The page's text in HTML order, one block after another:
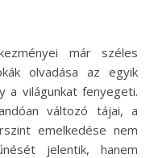
olvadása az egyik
a világunkat fenyegeti.
változó tájai, a
emelkedése nem
jelentik, hanem